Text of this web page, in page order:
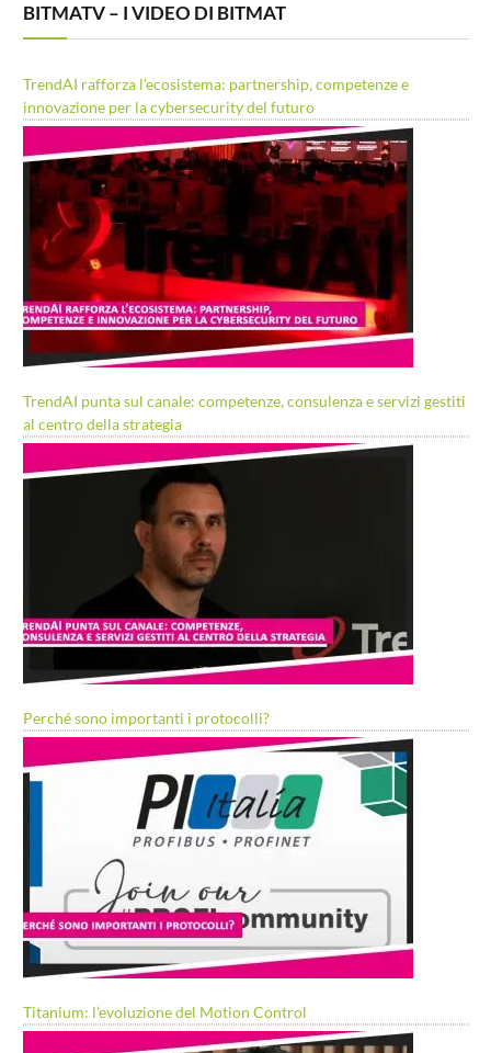
BITMATV – I VIDEO DI BITMAT
TrendAI rafforza l’ecosistema: partnership, competenze e
innovazione per la cybersecurity del futuro
TrendAI punta sul canale: competenze, consulenza e servizi gestiti
al centro della strategia
Perché sono importanti i protocolli?
Titanium: l’evoluzione del Motion Control